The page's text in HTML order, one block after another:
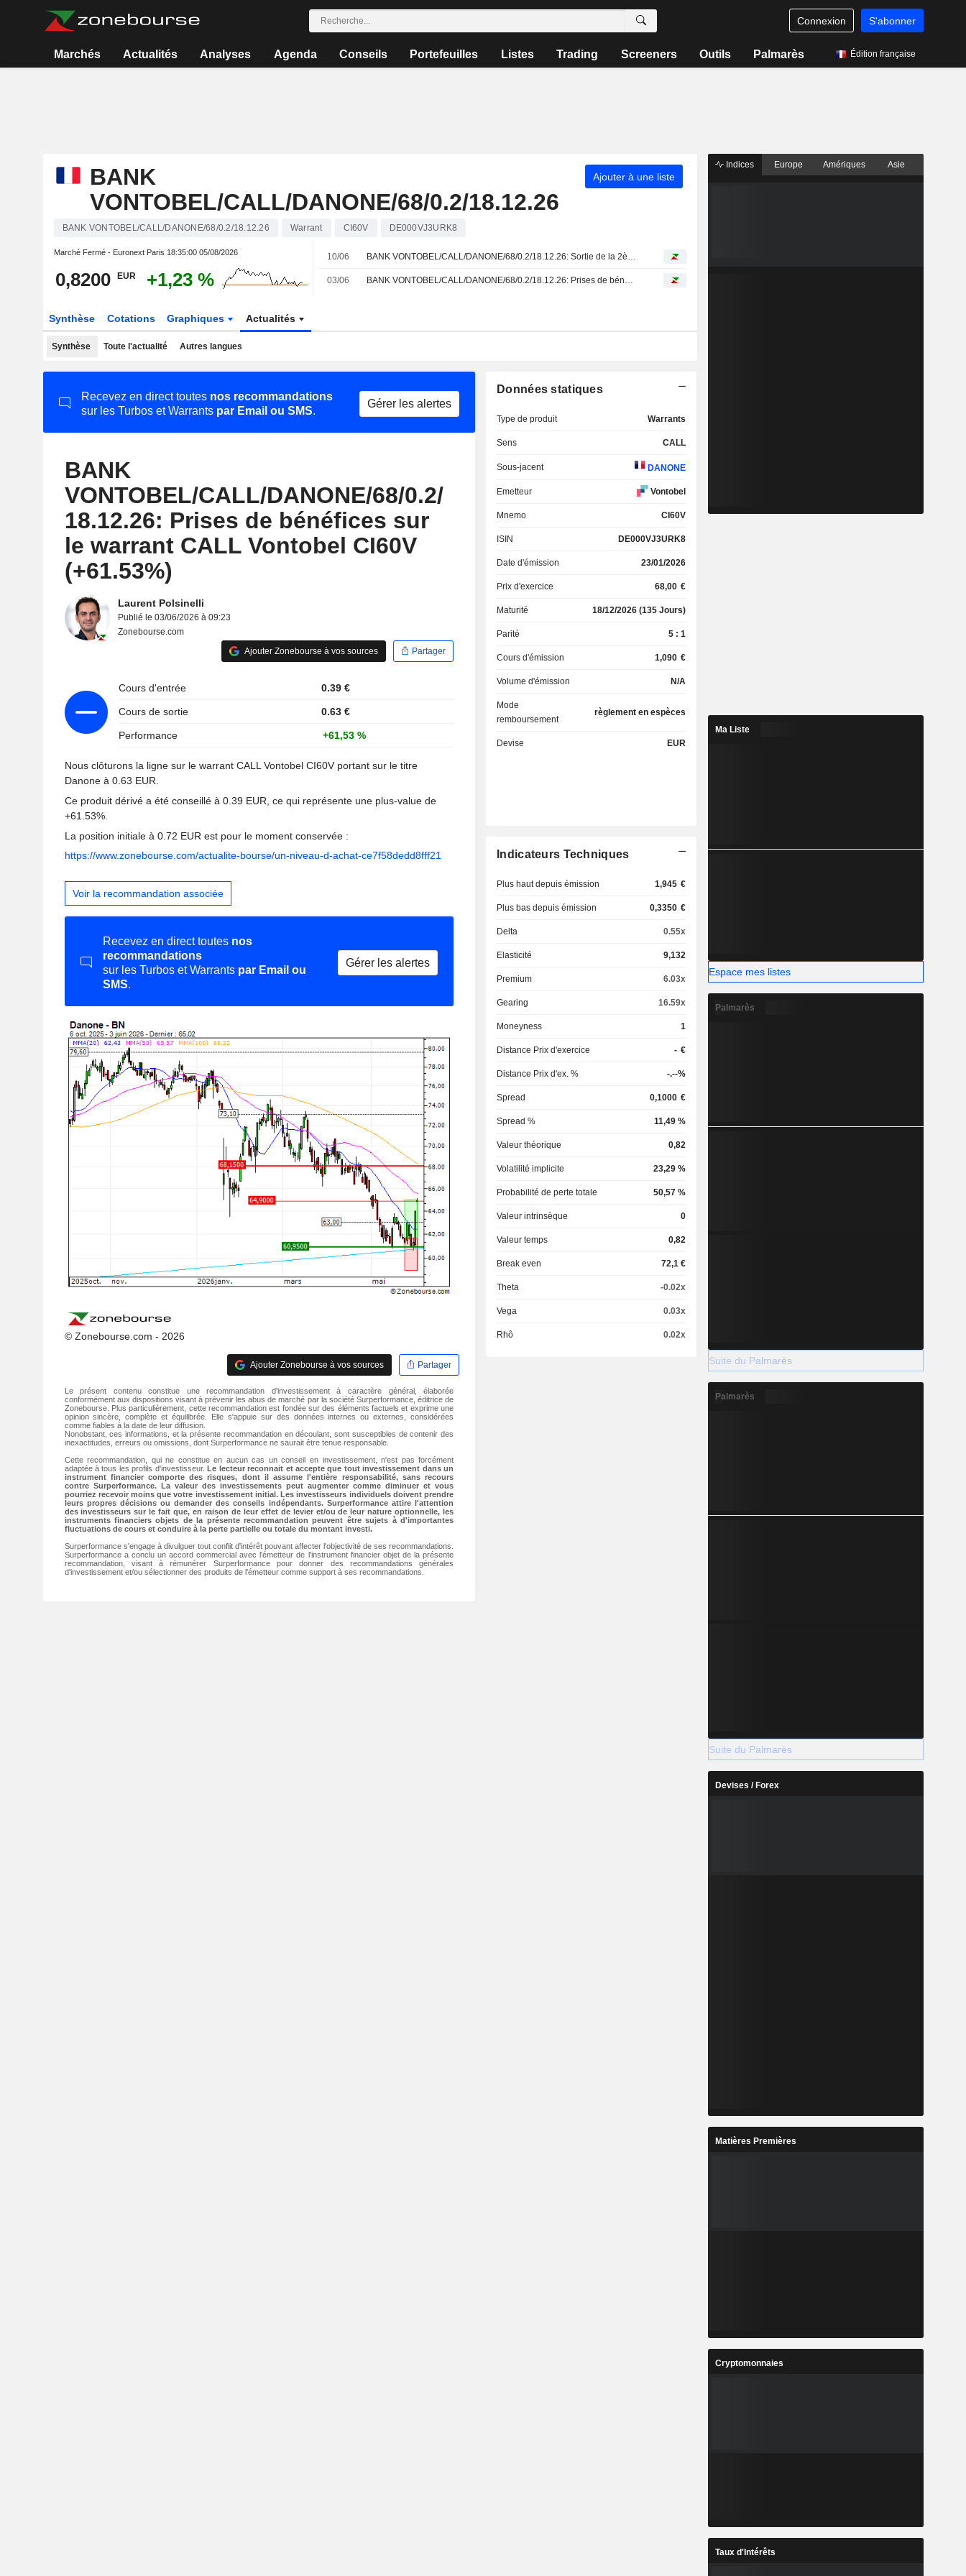
Connexion S'abonner
Marchés Actualités Analyses Agenda Conseils Portefeuilles Listes Trading Screeners Outils Palmarès Édition française
BANK
VONTOBEL/CALL/DANONE/68/0.2/18.12.26
Ajouter à une liste
BANK VONTOBEL/CALL/DANONE/68/0.2/18.12.26 Warrant CI60V DE000VJ3URK8
Marché Fermé - Euronext Paris 18:35:00 05/08/2026
0,8200 EUR +1,23 %
10/06 BANK VONTOBEL/CALL/DANONE/68/0.2/18.12.26: Sortie de la 2ème ligne sur Danone (+13.88%)
03/06 BANK VONTOBEL/CALL/DANONE/68/0.2/18.12.26: Prises de bénéfices sur le warrant CALL Vontobel CI60V (+61.53%)
Synthèse Cotations Graphiques Actualités
Synthèse Toute l'actualité Autres langues
Recevez en direct toutes nos recommandations
sur les Turbos et Warrants par Email ou SMS.
Gérer les alertes
BANK
VONTOBEL/CALL/DANONE/68/0.2/
18.12.26: Prises de bénéfices sur
le warrant CALL Vontobel CI60V
(+61.53%)
Laurent Polsinelli
Publié le 03/06/2026 à 09:23
Zonebourse.com
Ajouter Zonebourse à vos sources
Partager
Cours d'entrée 0.39 €
Cours de sortie 0.63 €
Performance +61,53 %
Nous clôturons la ligne sur le warrant CALL Vontobel CI60V portant sur le titre
Danone à 0.63 EUR.
Ce produit dérivé a été conseillé à 0.39 EUR, ce qui représente une plus-value de
+61.53%.
La position initiale à 0.72 EUR est pour le moment conservée :
https://www.zonebourse.com/actualite-bourse/un-niveau-d-achat-ce7f58dedd8fff21
Voir la recommandation associée
Recevez en direct toutes nos
recommandations
sur les Turbos et Warrants par Email ou
SMS.
Gérer les alertes
© Zonebourse.com - 2026
Ajouter Zonebourse à vos sources Partager
Le présent contenu constitue une recommandation d'investissement à caractère général, élaborée
conformément aux dispositions visant à prévenir les abus de marché par la société Surperformance, éditrice de
Zonebourse. Plus particulièrement, cette recommandation est fondée sur des éléments factuels et exprime une
opinion sincère, complète et équilibrée. Elle s'appuie sur des données internes ou externes, considérées
comme fiables à la date de leur diffusion.
Nonobstant, ces informations, et la présente recommandation en découlant, sont susceptibles de contenir des
inexactitudes, erreurs ou omissions, dont Surperformance ne saurait être tenue responsable.
Cette recommandation, qui ne constitue en aucun cas un conseil en investissement, n'est pas forcément
adaptée à tous les profils d'investisseur. Le lecteur reconnait et accepte que tout investissement dans un
instrument financier comporte des risques, dont il assume l'entière responsabilité, sans recours
contre Surperformance. La valeur des investissements peut augmenter comme diminuer et vous
pourriez recevoir moins que votre investissement initial. Les investisseurs individuels doivent prendre
leurs propres décisions ou demander des conseils indépendants. Surperformance attire l'attention
des investisseurs sur le fait que, en raison de leur effet de levier et/ou de leur nature optionnelle, les
instruments financiers objets de la présente recommandation peuvent être sujets à d'importantes
fluctuations de cours et conduire à la perte partielle ou totale du montant investi.
Surperformance s'engage à divulguer tout conflit d'intérêt pouvant affecter l'objectivité de ses recommandations.
Surperformance a conclu un accord commercial avec l'émetteur de l'instrument financier objet de la présente
recommandation, visant à rémunérer Surperformance pour donner des recommandations générales
d'investissement et/ou sélectionner des produits de l'émetteur comme support à ses recommandations.
Données statiques
Type de produit Warrants
Sens CALL
Sous-jacent DANONE
Emetteur Vontobel
Mnemo CI60V
ISIN DE000VJ3URK8
Date d'émission 23/01/2026
Prix d'exercice 68,00 €
Maturité 18/12/2026(135 Jours)
Parité 5 : 1
Cours d'émission 1,090 €
Volume d'émission N/A
Mode
remboursement
règlement en espèces
Devise EUR
Indicateurs Techniques
Plus haut depuis émission 1,945 €
Plus bas depuis émission 0,3350 €
Delta 0.55x
Elasticité 9,132
Premium 6.03x
Gearing 16.59x
Moneyness 1
Distance Prix d'exercice - €
Distance Prix d'ex. % -.--%
Spread 0,1000 €
Spread % 11,49 %
Valeur théorique 0,82
Volatilité implicite 23,29 %
Probabilité de perte totale 50,57 %
Valeur intrinsèque 0
Valeur temps 0,82
Break even 72,1 €
Theta -0.02x
Vega 0.03x
Rhô 0.02x
Indices Europe Amériques Asie
Ma Liste
Espace mes listes
Palmarès
Suite du Palmarès
Palmarès
Suite du Palmarès
Devises / Forex
Matières Premières
Cryptomonnaies
Taux d'Intérêts